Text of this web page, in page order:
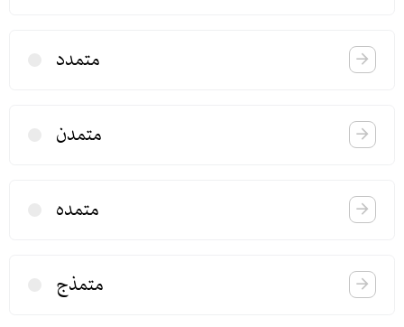
متمدد
متمدن
متمده
متمذج